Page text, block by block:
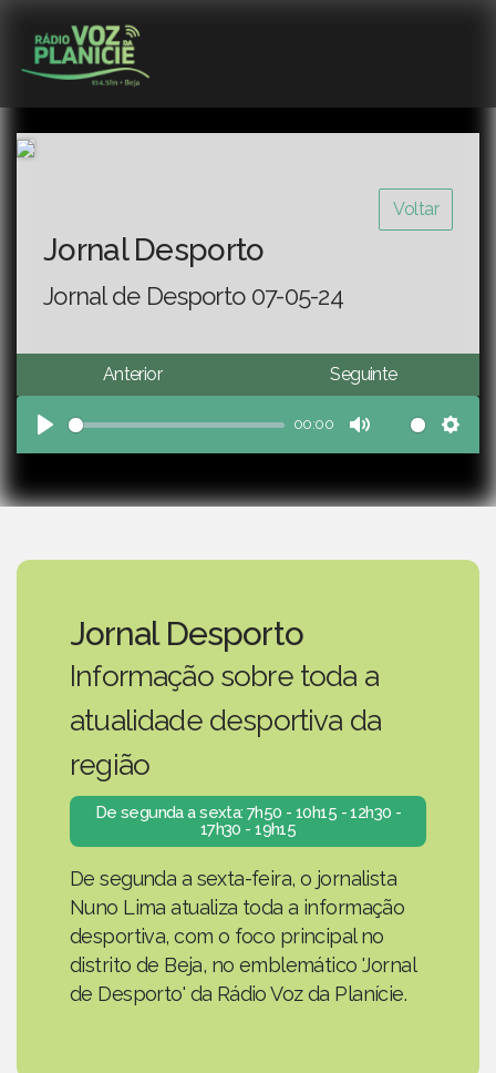
Voltar
Jornal Desporto
Jornal de Desporto 07-05-24
Anterior Seguinte
Play
00:00
Mute
Jornal Desporto
Informação sobre toda a
atualidade desportiva da
região
De segunda a sexta: 7h50 - 10h15 - 12h30 -
17h30 - 19h15
De segunda a sexta-feira, o jornalista
Nuno Lima atualiza toda a informação
desportiva, com o foco principal no
distrito de Beja, no emblemático 'Jornal
de Desporto' da Rádio Voz da Planície.